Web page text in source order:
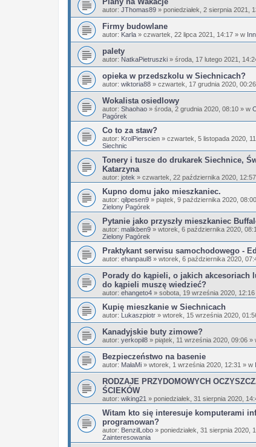
autor: JThomas89 » poniedziałek, 2 sierpnia 2021,
Firmy budowlane
autor: Karla » czwartek, 22 lipca 2021, 14:17 » w
palety
autor: NatkaPietruszki » środa, 17 lutego 2021,
opieka w przedszkolu w Siechnicach?
autor: wiktoria88 » czwartek, 17 grudnia 2020, 00:26
Wokalista osiedlowy
autor: Shaohao » środa, 2 grudnia 2020, 08:10 » w
Pagórek
Co to za staw?
autor: KrolPierscien » czwartek, 5 listopada 2020,
Siechnic
Tonery i tusze do drukarek Siechnice,
Katarzyna
autor: jotek » czwartek, 22 października 2020, 12:57
Kupno domu jako mieszkaniec.
autor: qilpesen9 » piątek, 9 października 2020, 08:00
Zielony Pagórek
Pytanie jako przyszły mieszkaniec
autor: malikben9 » wtorek, 6 października 2020,
Zielony Pagórek
Praktykant serwisu samochodowego -
autor: ehanpaul8 » wtorek, 6 października 2020,
Porady do kąpieli, o jakich akcesoriach
do kąpieli muszę wiedzieć?
autor: ehangeto4 » sobota, 19 września 2020, 12:16
Kupię mieszkanie w Siechnicach
autor: Lukaszpiotr » wtorek, 15 września 2020,
Kanadyjskie buty zimowe?
autor: yerkopil8 » piątek, 11 września 2020, 09:06 »
Bezpieczeństwo na basenie
autor: MałaMi » wtorek, 1 września 2020, 12:31 » w
RODZAJE PRZYDOMOWYCH
ŚCIEKÓW
autor: wiking21 » poniedziałek, 31 sierpnia 2020,
Witam kto się interesuje komputerami
programowan?
autor: BenzilLobo » poniedziałek, 31 sierpnia 2020,
Zainteresowania